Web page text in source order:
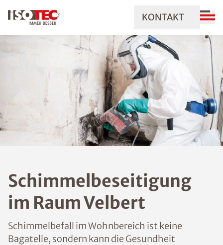
KONTAKT
Schimmelbeseitigung
im Raum Velbert
Schimmelbefall im Wohnbereich ist keine
Bagatelle, sondern kann die Gesundheit